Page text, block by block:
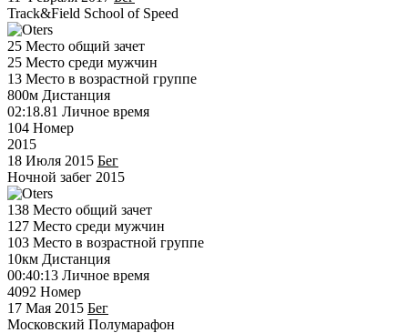
Track&Field School of Speed
25 Место общий зачет
25 Место среди мужчин
13 Место в возрастной группе
800м Дистанция
02:18.81 Личное время
104 Номер
2015
18 Июля 2015 Бег
Ночной забег 2015
138 Место общий зачет
127 Место среди мужчин
103 Место в возрастной группе
10км Дистанция
00:40:13 Личное время
4092 Номер
17 Мая 2015 Бег
Московский Полумарафон